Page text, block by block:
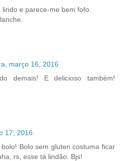
e parece-me bem fofo.
março 16, 2016
demais! E delicioso também!
17, 2016
Bolo sem gluten costuma ficar
rs, esse tá lindão. Bjs!